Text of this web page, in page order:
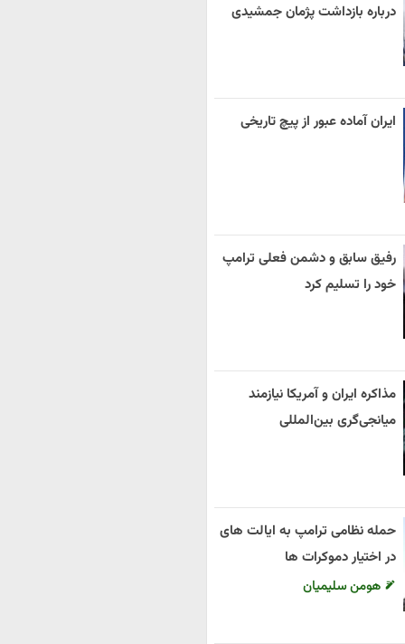
درباره بازداشت پژمان جمشیدی
ایران آماده عبور از پیچ تاریخی
رفیق سابق و دشمن فعلی ترامپ
خود را تسلیم کرد
مذاکره ایران و آمریکا نیازمند
میانجی‌گری بین‌المللی
حمله نظامی ترامپ به ایالت های
در اختیار دموکرات ها
هومن سلیمیان